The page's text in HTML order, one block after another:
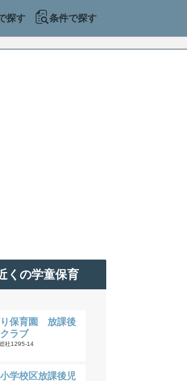
探す 条件で探す
くの学童保育
保育園 放課後
ラブ
社1295-14
学校区放課後児